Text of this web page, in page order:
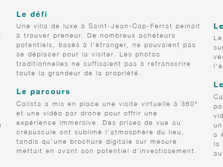
Le défi
Une villa de luxe à Saint-Jean-Cap-Ferrat peinait
à trouver preneur. De nombreux acheteurs
potentiels, basés à l’étranger, ne pouvaient pas
se déplacer pour la visiter. Les photos
traditionnelles ne suffisaient pas à retranscrire
toute la grandeur de la propriété.
Le parcours
Calista a mis en place une visite virtuelle à 360°
et une vidéo par drone pour offrir une
expérience immersive. Des prises de vue au
crépuscule ont sublimé l’atmosphère du lieu,
tandis qu’une brochure digitale sur mesure
mettait en avant son potentiel d’investissement.
a
la